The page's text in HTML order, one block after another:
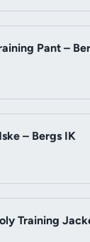
Pant –
– Bergs IK
Training